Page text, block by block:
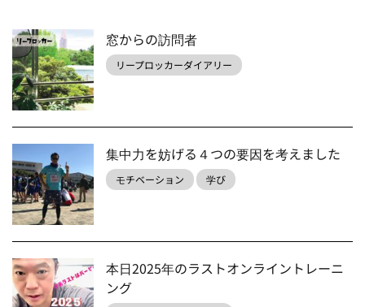
窓からの訪問者
リープロッカーダイアリー
集中力を妨げる４つの要因を考えました
モチベーション 学び
本日2025年のラストオンライントレーニ
ング